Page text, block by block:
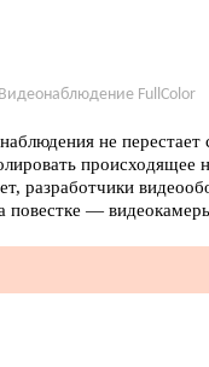
Видеонаблюдение FullColor
не перестает
происходящее
разработчики
повестке —